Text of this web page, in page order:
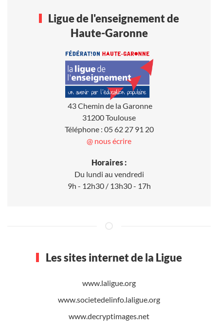
Ligue de l'enseignement de
Haute-Garonne
43 Chemin de la Garonne
31200 Toulouse
Téléphone : 05 62 27 91 20
@ nous écrire
Horaires :
Du lundi au vendredi
9h - 12h30 / 13h30 - 17h
Les sites internet de la Ligue
www.laligue.org
www.societedelinfo.laligue.org
www.decryptimages.net